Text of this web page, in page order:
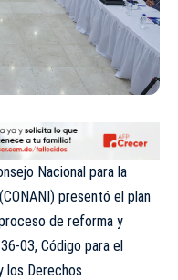
Nacional para la
presentó el plan
de reforma y
03, Código para el
los Derechos